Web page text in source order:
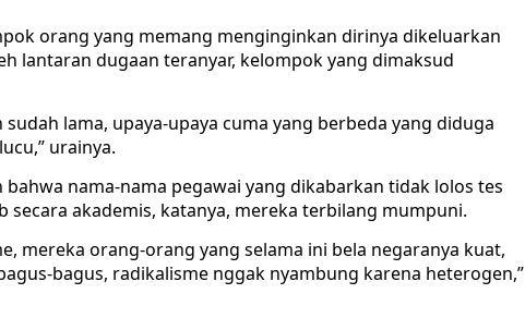
orang yang memang menginginkan dirinya dikeluarkan
lantaran dugaan teranyar, kelompok yang dimaksud
lama, upaya-upaya cuma yang berbeda yang diduga
urainya.
nama-nama pegawai yang dikabarkan tidak lolos tes
secara akademis, katanya, mereka terbilang mumpuni.
mereka orang-orang yang selama ini bela negaranya kuat,
bagus, radikalisme nggak nyambung karena heterogen,”